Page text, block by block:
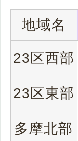
地域名
23区西部
23区東部
多摩北部